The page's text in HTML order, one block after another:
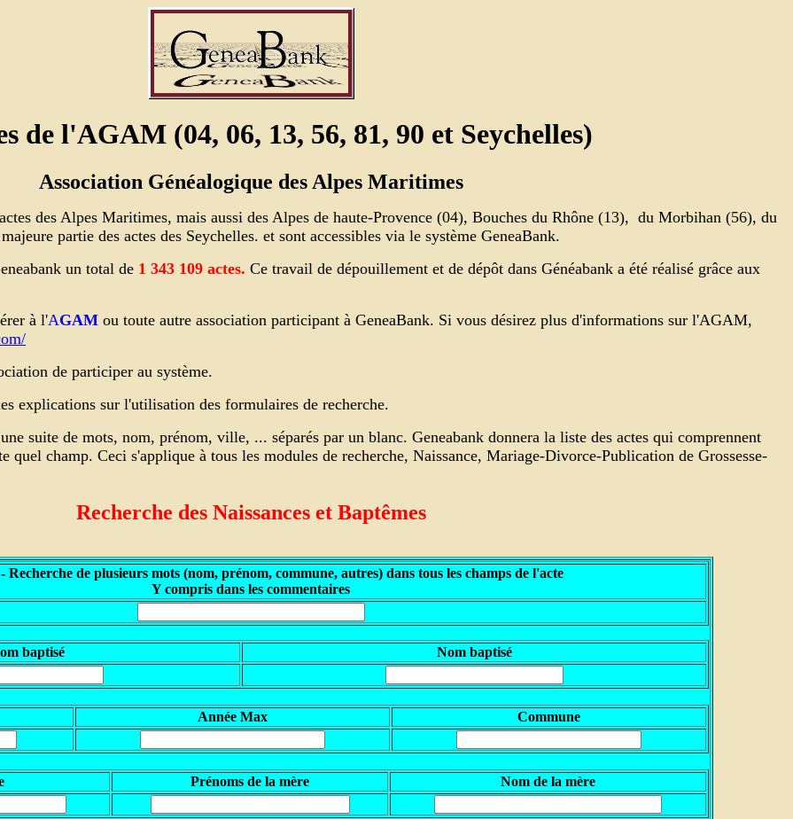
de l'AGAM (04, 06, 13, 56, 81, 90 et Seychelles)
Association Généalogique des Alpes Maritimes
des Alpes Maritimes, mais aussi des Alpes de haute-Provence (04), Bouches du Rhône (13), du Morbihan (56), du
partie des actes des Seychelles. et sont accessibles via le système GeneaBank.
un total de 1 343 109 actes. Ce travail de dépouillement et de dépôt dans Généabank a été réalisé grâce aux
à l'AGAM ou toute autre association participant à GeneaBank. Si vous désirez plus d'informations sur l'AGAM,
de participer au système.
explications sur l'utilisation des formulaires de recherche.
suite de mots, nom, prénom, ville, ... séparés par un blanc. Geneabank donnera la liste des actes qui comprennent
quel champ. Ceci s'applique à tous les modules de recherche, Naissance, Mariage-Divorce-Publication de Grossesse-
Recherche des Naissances et Baptêmes
Recherche de plusieurs mots (nom, prénom, commune, autres) dans tous les champs de l'acte
Y compris dans les commentaires
baptisé Nom baptisé
Année Max Commune
Prénoms de la mère Nom de la mère